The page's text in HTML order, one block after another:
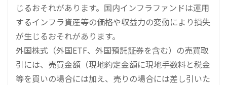
じるおそれがあります。国内インフラファンドは運用
するインフラ資産等の価格や収益力の変動により損失
が生じるおそれがあります。
外国株式（外国ETF、外国預託証券を含む）の売買取
引には、売買金額（現地約定金額に現地手数料と税金
等を買いの場合には加え、売りの場合には差し引いた